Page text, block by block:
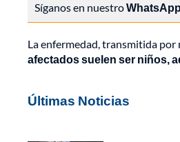
Síganos en nuestro
La enfermedad, transmitida
afectados suelen ser niños,
Últimas Noticias